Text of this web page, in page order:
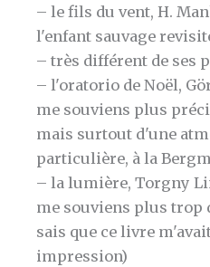
– le fils du vent, H.
l'enfant sauvage
– très différent de ses
– l'oratorio de Noël,
me souviens plus
mais surtout d'une
particulière, à la
– la lumière, Torgny
me souviens plus trop
sais que ce livre
impression)